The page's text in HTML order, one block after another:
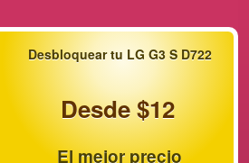
Desbloquear tu LG G3 S D722
Desde $12
El mejor precio